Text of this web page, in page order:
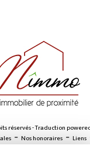
réservés - Traduction
- Nos honoraires - Liens